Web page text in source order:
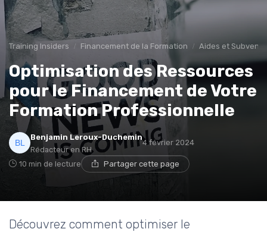
Training Insiders Financement de la Formation Aides et
Optimisation des Ressources
pour le Financement de Votre
Formation Professionnelle
Benjamin Leroux-Duchemin
Rédacteur en RH
4 février 2024
10 min de lecture Partager cette page
Découvrez comment optimiser le